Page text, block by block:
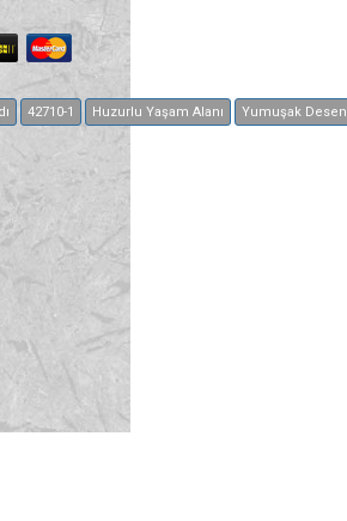
42710-1 Huzurlu Yaşam Alanı Yumuşak Desen